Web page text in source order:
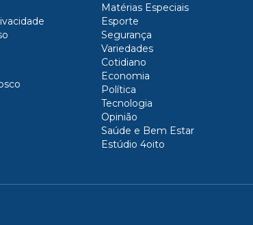
Matérias Especiais
Esporte
Segurança
Variedades
Cotidiano
Economia
Política
Tecnologia
Opinião
Saúde e Bem Estar
Estúdio 4oito